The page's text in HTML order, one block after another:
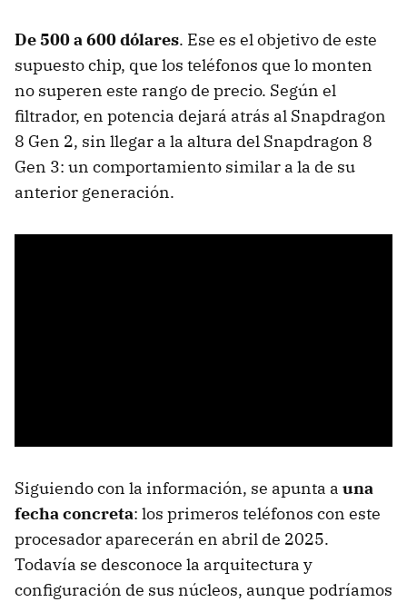
De 500 a 600 dólares. Ese es el objetivo de este
supuesto chip, que los teléfonos que lo monten
no superen este rango de precio. Según el
filtrador, en potencia dejará atrás al Snapdragon
8 Gen 2, sin llegar a la altura del Snapdragon 8
Gen 3: un comportamiento similar a la de su
anterior generación.
Siguiendo con la información, se apunta a una
fecha concreta: los primeros teléfonos con este
procesador aparecerán en abril de 2025.
Todavía se desconoce la arquitectura y
configuración de sus núcleos, aunque podríamos